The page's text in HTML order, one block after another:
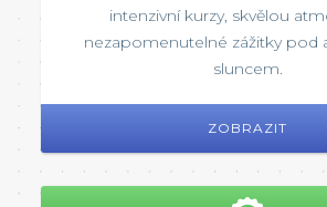
intenzivní kurzy, skvělou
nezapomenutelné zážitky pod
sluncem.
ZOBRAZIT